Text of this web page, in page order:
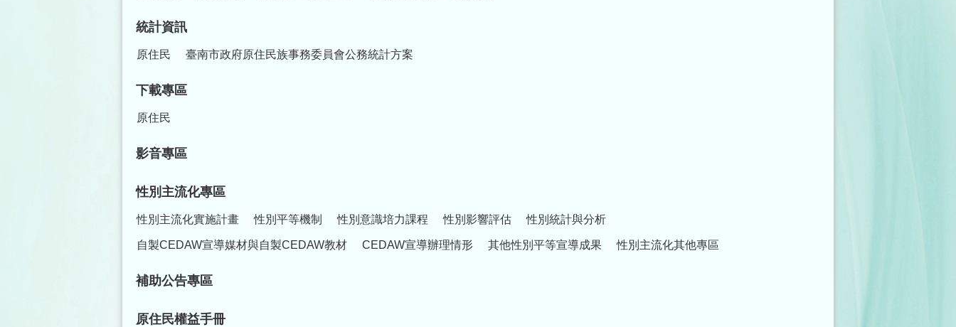
統計資訊
原住民 臺南市政府原住民族事務委員會公務統計方案
下載專區
原住民
影音專區
性別主流化專區
性別主流化實施計畫 性別平等機制 性別意識培力課程 性別影響評估 性別統計與分析
自製CEDAW宣導媒材與自製CEDAW教材 CEDAW宣導辦理情形 其他性別平等宣導成果 性別主流化其他專區
補助公告專區
原住民權益手冊